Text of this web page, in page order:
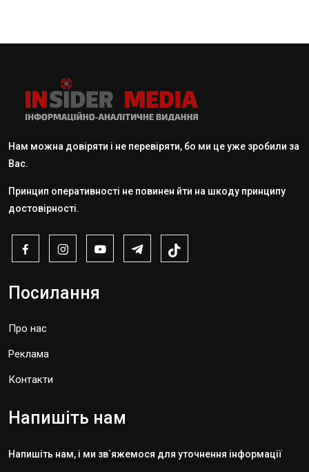
Нам можна довіряти і не перевіряти, бо ми це уже зробили за
Вас.
Принцип оперативності не повинен йти на шкоду принципу
достовірності.
Посилання
Про нас
Реклама
Контакти
Напишіть нам
Напишіть нам, і ми зв`яжемося для уточнення інформації